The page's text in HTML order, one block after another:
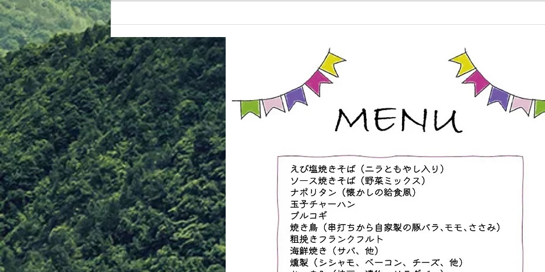
り見抜き 手刀抜き ③【関節技】
り腕立て背固め 入り身投げより
ねじ上げ固め 腕脇絞りより腕ひ
しぎ固め ④【脱出法紹介】 足攻
め どっこ抜き 親指攻め ⑤【ヌン
チャク体験】 ヌンチャク技法 簡
単スパーリン
なります。 ■10:00から10:50は通
様向けとなっており、お子様と気
持ちよく汗をかく内容になってい
ます ・体験大歓迎ですので、
・お子様が道場生の保護者の
方、ご兄弟の参加はもちろん大歓
迎です ・お子様が道
てね